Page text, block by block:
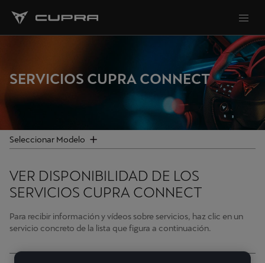
SERVICIOS CUPRA CONNECT
Seleccionar Modelo
FILTROS
Formentor
Ateca
Terramar
VER DISPONIBILIDAD DE LOS
SERVICIOS CUPRA CONNECT
Para recibir información y vídeos sobre servicios, haz clic en un
servicio concreto de la lista que figura a continuación.